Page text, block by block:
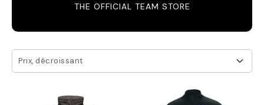
THE OFFICIAL TEAM STORE
Prix, décroissant